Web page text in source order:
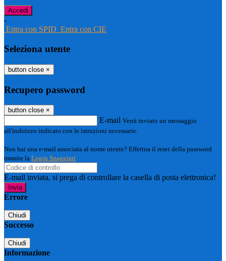
-
Entra con SPID Entra con CIE
Seleziona utente
button close ×
Recupero password
button close ×
E-mail Verrà inviato un messaggio
all'indirizzo indicato con le istruzioni necessarie.
Non hai una e-mail associata al nome utente? Effettua il reset della password
tramite la Login Spaggiari
E-mail inviata, si prega di controllare la casella di posta elettronica!
Errore
Chiudi
Successo
Chiudi
Informazione